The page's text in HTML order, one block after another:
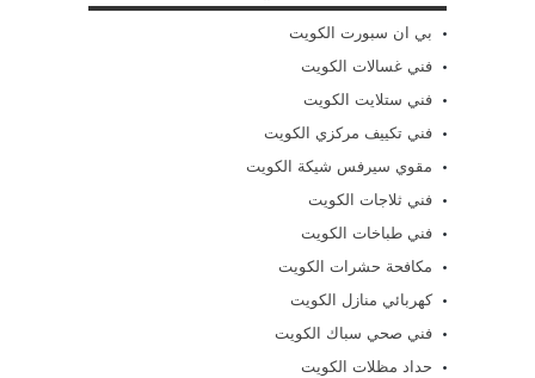
بي ان سبورت الكويت
فني غسالات الكويت
فني ستلايت الكويت
فني تكييف مركزي الكويت
مقوي سيرفس شيكة الكويت
فني ثلاجات الكويت
فني طباخات الكويت
مكافحة حشرات الكويت
كهربائي منازل الكويت
فني صحي سباك الكويت
حداد مظلات الكويت